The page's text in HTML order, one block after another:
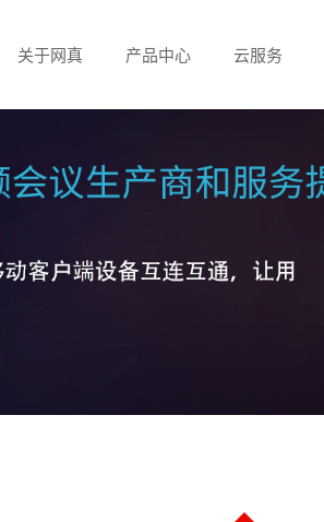
关于网真 产品中心 云服务